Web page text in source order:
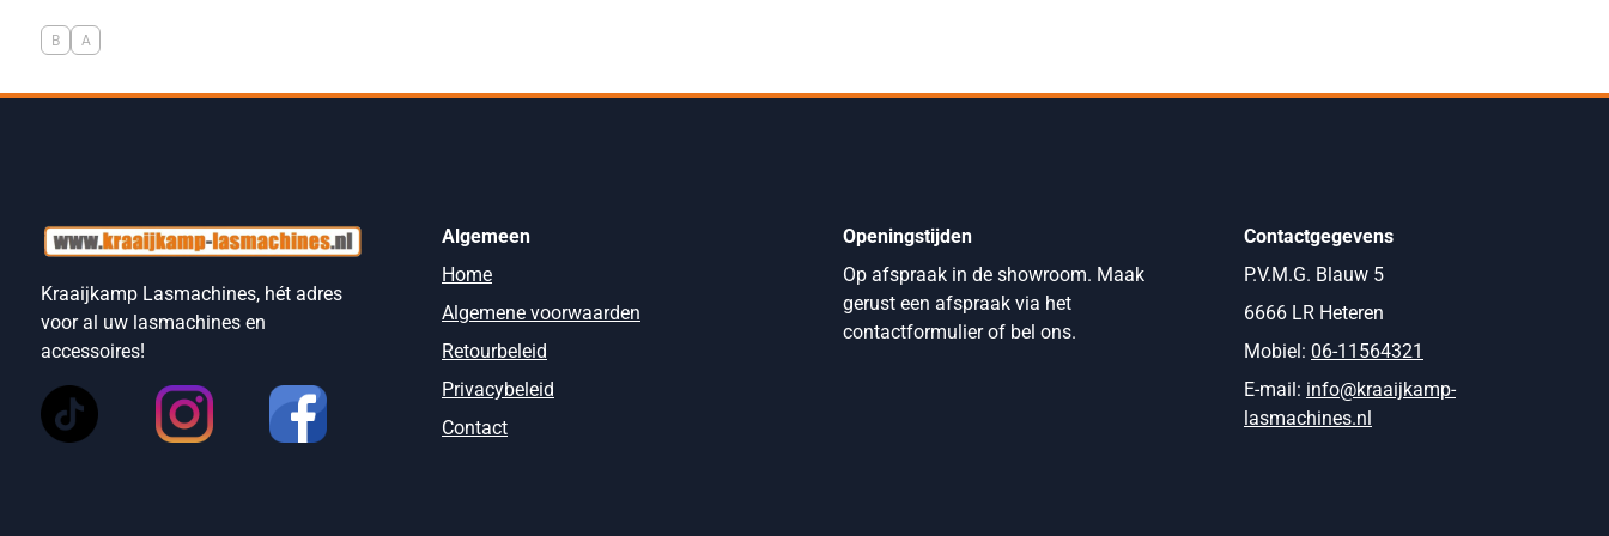
B A
Kraaijkamp Lasmachines, hét adres
voor al uw lasmachines en
accessoires!
Algemeen
Home
Algemene voorwaarden
Retourbeleid
Privacybeleid
Contact
Openingstijden
Op afspraak in de showroom. Maak
gerust een afspraak via het
contactformulier of bel ons.
Contactgegevens
P.V.M.G. Blauw 5
6666 LR Heteren
Mobiel: 06-11564321
E-mail: info@kraaijkamp-
lasmachines.nl